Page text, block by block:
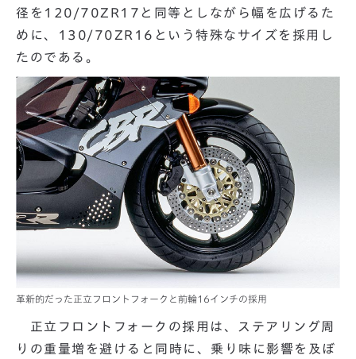
径を120/70ZR17と同等としながら幅を広げるた
めに、130/70ZR16という特殊なサイズを採用し
たのである。
革新的だった正立フロントフォークと前輪16インチの採用
正立フロントフォークの採用は、ステアリング周
りの重量増を避けると同時に、乗り味に影響を及ぼ